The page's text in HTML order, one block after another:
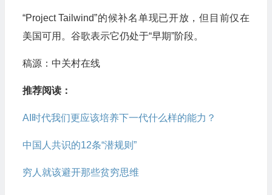
“Project Tailwind”的候补名单现已开放，但目前仅在
美国可用。谷歌表示它仍处于“早期”阶段。
稿源：中关村在线
推荐阅读：
AI时代我们更应该培养下一代什么样的能力？
中国人共识的12条“潜规则”
穷人就该避开那些贫穷思维